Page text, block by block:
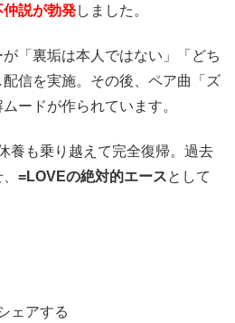
説が勃発しました。
「裏垢は本人ではない」「どち
信を実施。その後、ペア曲「ズ
ードが作られています。
養も乗り越えて完全復帰。過去
=LOVEの絶対的エースとして
ェアする